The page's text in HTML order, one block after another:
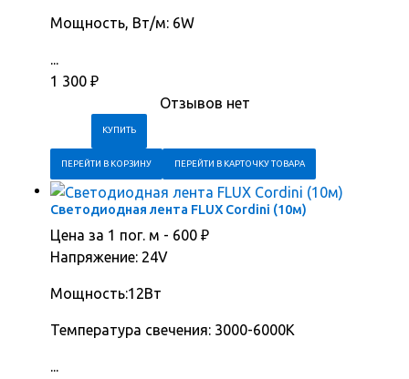
Мощность, Вт/м: 6W
...
1 300 ₽
Отзывов нет
ПЕРЕЙТИ В КОРЗИНУ ПЕРЕЙТИ В КАРТОЧКУ ТОВАРА
Светодиодная лента FLUX Cordini (10м)
Цена за 1 пог. м - 600 ₽
Напряжение: 24V
Мощность:12Вт
Температура свечения: 3000-6000K
...